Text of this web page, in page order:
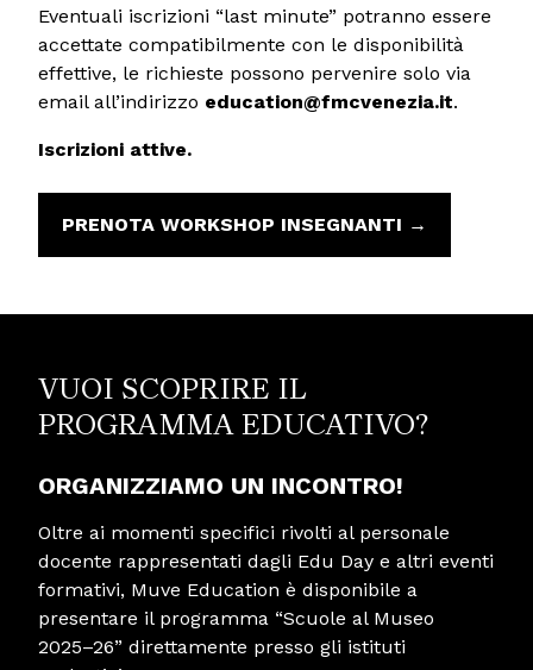
Eventuali iscrizioni “last minute” potranno essere
accettate compatibilmente con le disponibilità
effettive, le richieste possono pervenire solo via
email all’indirizzo education@fmcvenezia.it.
Iscrizioni attive.
PRENOTA WORKSHOP INSEGNANTI →
VUOI SCOPRIRE IL
PROGRAMMA EDUCATIVO?
ORGANIZZIAMO UN INCONTRO!
Oltre ai momenti specifici rivolti al personale
docente rappresentati dagli Edu Day e altri eventi
formativi, Muve Education è disponibile a
presentare il programma “Scuole al Museo
2025–26” direttamente presso gli istituti